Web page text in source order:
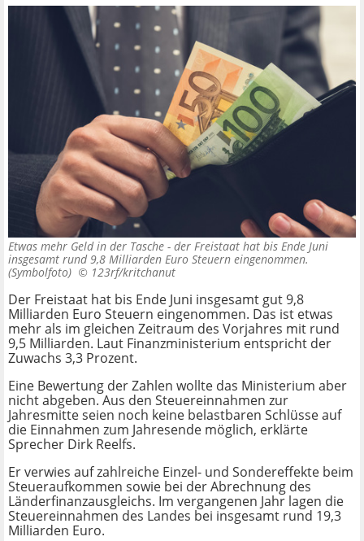
Etwas mehr Geld in der Tasche - der Freistaat hat bis Ende Juni
insgesamt rund 9,8 Milliarden Euro Steuern eingenommen.
(Symbolfoto) © 123rf/kritchanut
Der Freistaat hat bis Ende Juni insgesamt gut 9,8
Milliarden Euro Steuern eingenommen. Das ist etwas
mehr als im gleichen Zeitraum des Vorjahres mit rund
9,5 Milliarden. Laut Finanzministerium entspricht der
Zuwachs 3,3 Prozent.
Eine Bewertung der Zahlen wollte das Ministerium aber
nicht abgeben. Aus den Steuereinnahmen zur
Jahresmitte seien noch keine belastbaren Schlüsse auf
die Einnahmen zum Jahresende möglich, erklärte
Sprecher Dirk Reelfs.
Er verwies auf zahlreiche Einzel- und Sondereffekte beim
Steueraufkommen sowie bei der Abrechnung des
Länderfinanzausgleichs. Im vergangenen Jahr lagen die
Steuereinnahmen des Landes bei insgesamt rund 19,3
Milliarden Euro.